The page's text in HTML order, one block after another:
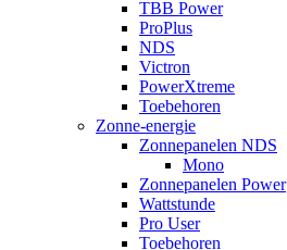
TBB Power
ProPlus
NDS
Victron
PowerXtreme
Toebehoren
Zonne-energie
Zonnepanelen NDS
Mono
Zonnepanelen Power
Wattstunde
Pro User
Toebehoren